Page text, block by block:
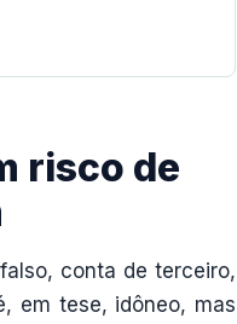
risco de
conta de terceiro,
em tese, idôneo, mas